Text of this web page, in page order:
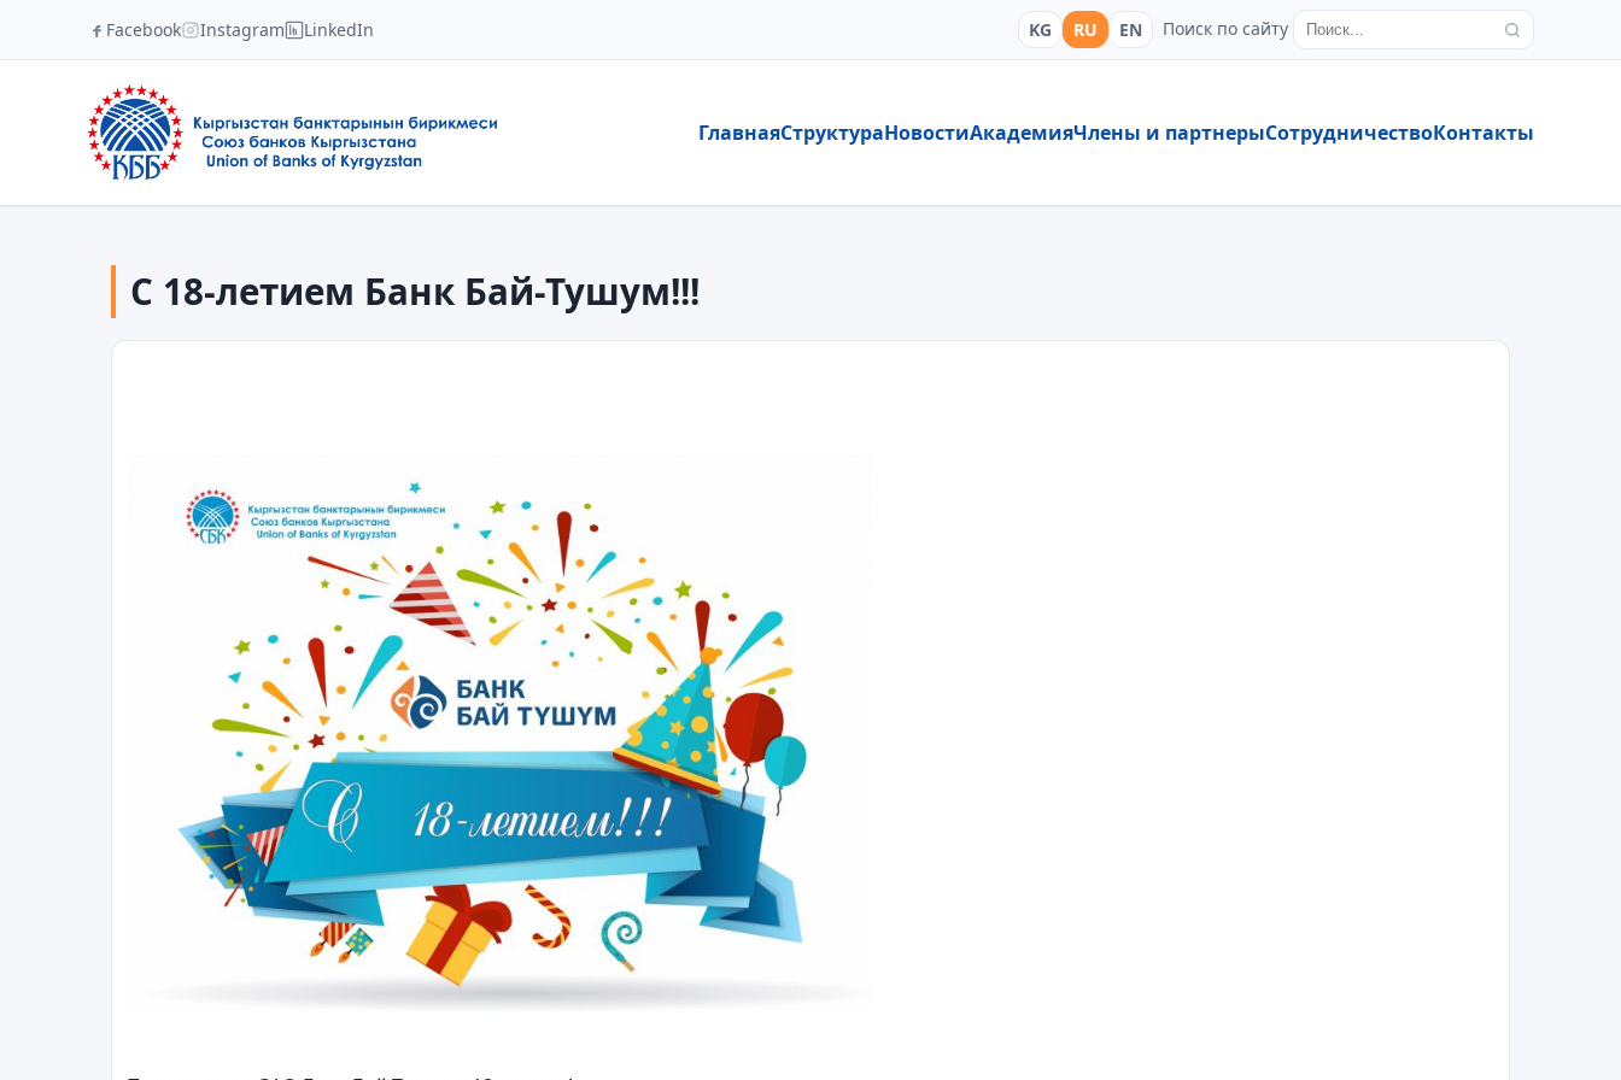
Facebook Instagram LinkedIn KG RU EN Поиск по сайту
ГлавнаяСтруктураНовостиАкадемияЧлены и партнерыСотрудничествоКонтакты
С 18-летием Банк Бай-Тушум!!!